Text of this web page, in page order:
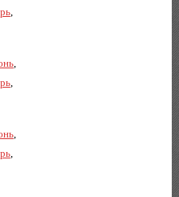
,
,
,
,
,